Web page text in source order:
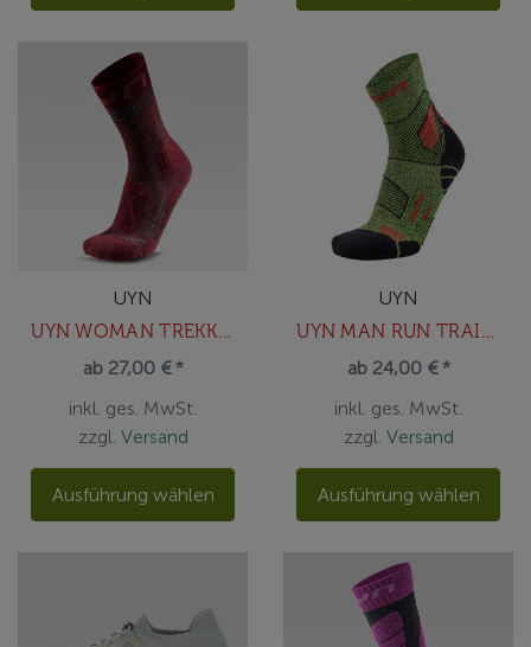
UYN
UYN WOMAN TREKKING ONE ALL SEASON MID SOCKS
ab 27,00 € *
inkl. ges. MwSt.
zzgl. Versand
Ausführung wählen
UYN
UYN MAN RUN TRAIL CHALLENGE SOCKS
ab 24,00 € *
inkl. ges. MwSt.
zzgl. Versand
Ausführung wählen